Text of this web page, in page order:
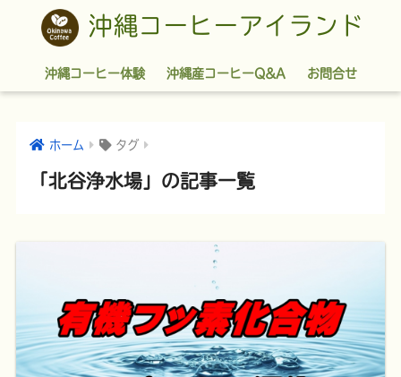
沖縄コーヒーアイランド
沖縄コーヒー体験 沖縄産コーヒーQ&A お問合せ
ホーム タグ
「北谷浄水場」の記事一覧